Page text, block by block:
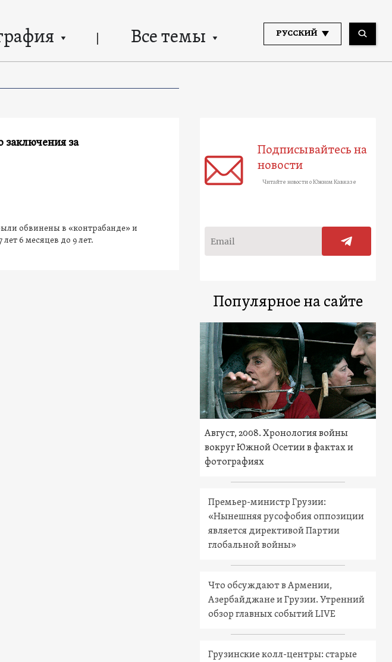
Все темы РУССКИЙ
заключения за
обвинены в «контрабанде» и
6 месяцев до 9 лет.
Подписывайтесь на
новости
Читайте новости о Южном Кавказе
Популярное на сайте
Август, 2008. Хронология войны
вокруг Южной Осетии в фактах и
фотографиях
Премьер-министр Грузии:
«Нынешняя русофобия оппозиции
является директивой Партии
глобальной войны»
Что обсуждают в Армении,
Азербайджане и Грузии. Утренний
обзор главных событий LIVE
Грузинские колл-центры: старые